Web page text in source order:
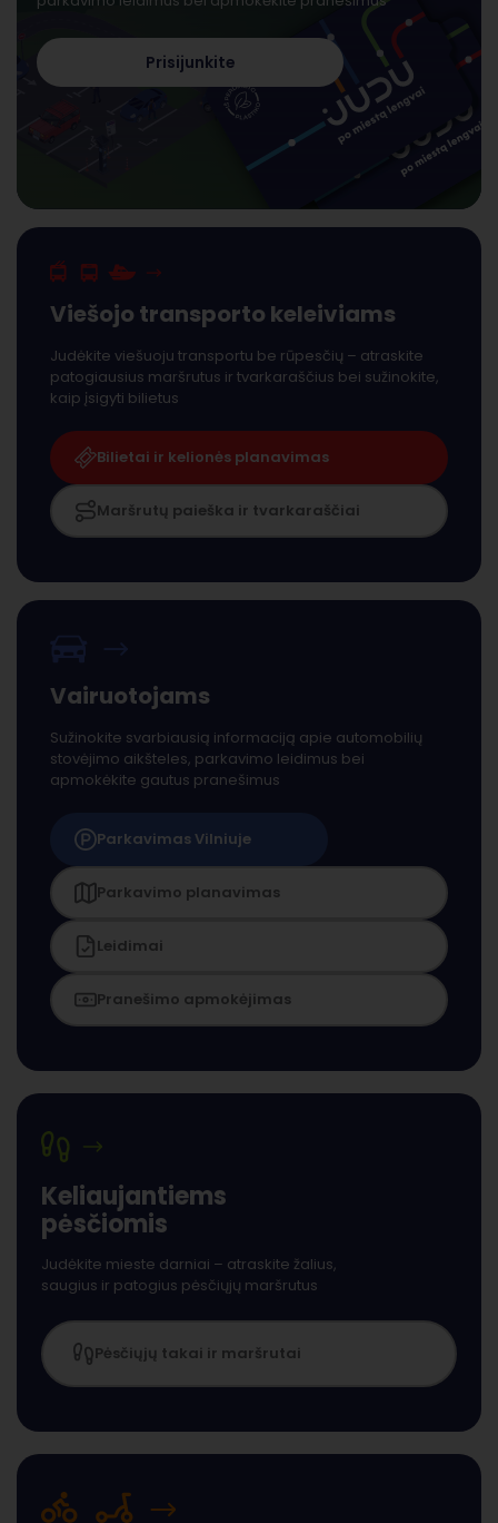
Prisijunkite
Viešojo transporto keleiviams
Judėkite viešuoju transportu be rūpesčių – atraskite
patogiausius maršrutus ir tvarkaraščius bei sužinokite,
kaip įsigyti bilietus
Bilietai ir kelionės planavimas
Maršrutų paieška ir tvarkaraščiai
Vairuotojams
Sužinokite svarbiausią informaciją apie automobilių
stovėjimo aikšteles, parkavimo leidimus bei
apmokėkite gautus pranešimus
Parkavimas Vilniuje
Parkavimo planavimas
Leidimai
Pranešimo apmokėjimas
Keliaujantiems
pėsčiomis
Judėkite mieste darniai – atraskite žalius,
saugius ir patogius pėsčiųjų maršrutus
Pėsčiųjų takai ir maršrutai